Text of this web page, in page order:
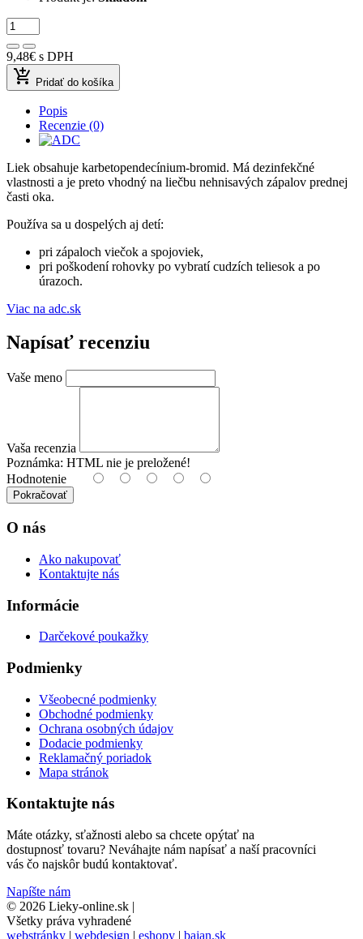
9,48€ s DPH
add_shopping_cart Pridať do košíka
Popis
Recenzie (0)
Liek obsahuje karbetopendecínium-bromid. Má dezinfekčné
vlastnosti a je preto vhodný na liečbu nehnisavých zápalov prednej
časti oka.
Používa sa u dospelých aj detí:
pri zápaloch viečok a spojoviek,
pri poškodení rohovky po vybratí cudzích teliesok a po
úrazoch.
Viac na adc.sk
Napísať recenziu
Vaše meno
Vaša recenzia
Poznámka: HTML nie je preložené!
Hodnotenie
Pokračovať
O nás
Ako nakupovať
Kontaktujte nás
Informácie
Darčekové poukažky
Podmienky
Všeobecné podmienky
Obchodné podmienky
Ochrana osobných údajov
Dodacie podmienky
Reklamačný poriadok
Mapa stránok
Kontaktujte nás
Máte otázky, sťažnosti alebo sa chcete opýtať na
dostupnosť tovaru? Neváhajte nám napísať a naší pracovníci
vás čo najskôr budú kontaktovať.
Napíšte nám
© 2026 Lieky-online.sk |
Všetky práva vyhradené
webstránky | webdesign | eshopy | bajan.sk